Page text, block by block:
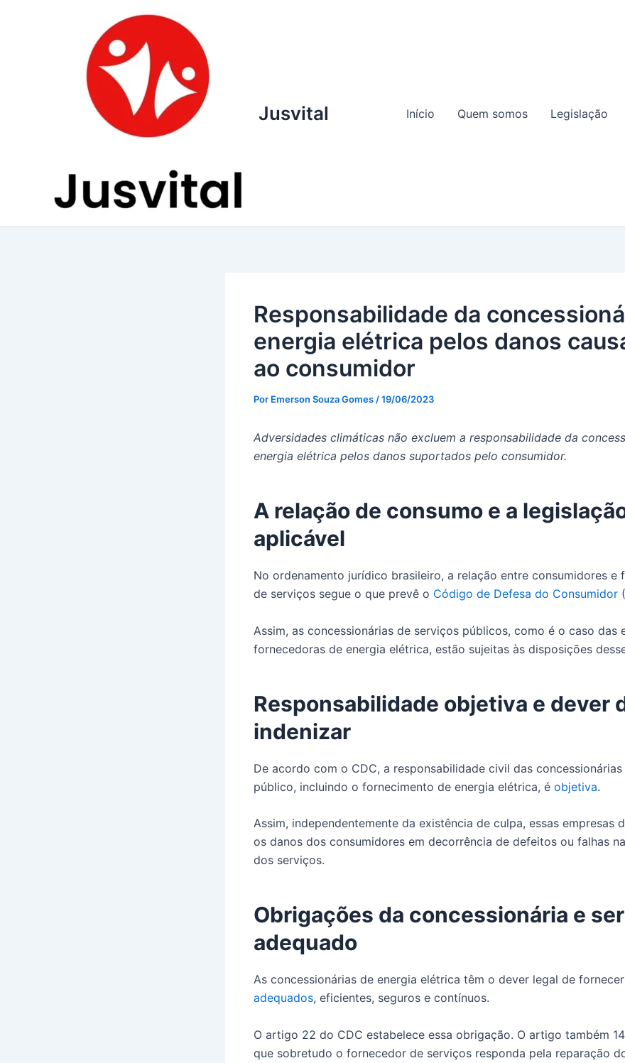
Jusvital Início Quem somos Legislação
Responsabilidade da
energia elétrica pelos danos
ao consumidor
Por Emerson Souza Gomes /19/06/2023
Adversidades climáticas não excluem a responsabilidade da
energia elétrica pelos danos suportados pelo consumidor.
A relação de consumo e a
aplicável
No ordenamento jurídico brasileiro, a relação entre consumidores e
de serviços segue o que prevê o Código de Defesa do Consumidor
Assim, as concessionárias de serviços públicos, como é o caso das
fornecedoras de energia elétrica, estão sujeitas às disposições
Responsabilidade objetiva e dever
indenizar
De acordo com o CDC, a responsabilidade civil das
público, incluindo o fornecimento de energia elétrica, é objetiva.
Assim, independentemente da existência de culpa, essas empresas
os danos dos consumidores em decorrência de defeitos ou falhas
dos serviços.
Obrigações da concessionária e
adequado
As concessionárias de energia elétrica têm o dever legal de fornecer
adequados, eficientes, seguros e contínuos.
O artigo 22 do CDC estabelece essa obrigação. O artigo também
que sobretudo o fornecedor de serviços responda pela reparação